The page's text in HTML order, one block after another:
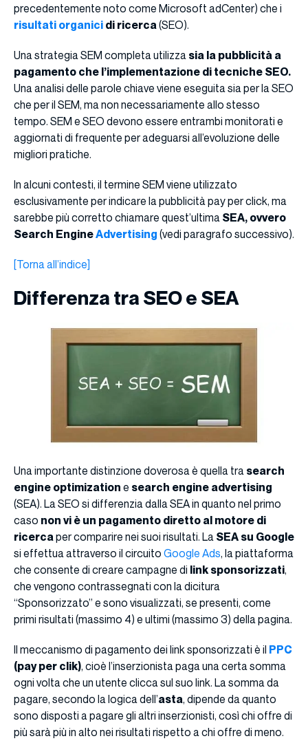
precedentemente noto come Microsoft adCenter) che i
risultati organici di ricerca (SEO).
Una strategia SEM completa utilizza sia la pubblicità a
pagamento che l’implementazione di tecniche SEO.
Una analisi delle parole chiave viene eseguita sia per la SEO
che per il SEM, ma non necessariamente allo stesso
tempo. SEM e SEO devono essere entrambi monitorati e
aggiornati di frequente per adeguarsi all’evoluzione delle
migliori pratiche.
In alcuni contesti, il termine SEM viene utilizzato
esclusivamente per indicare la pubblicità pay per click, ma
sarebbe più corretto chiamare quest’ultima SEA, ovvero
Search EngineAdvertising (vedi paragrafo successivo).
[Torna all’indice]
Differenza tra SEO e SEA
Una importante distinzione doverosa è quella tra search
engine optimization e search engine advertising
(SEA). La SEO si differenzia dalla SEA in quanto nel primo
caso non vi è un pagamento diretto al motore di
ricerca per comparire nei suoi risultati. La SEA su Google
si effettua attraverso il circuito Google Ads, la piattaforma
che consente di creare campagne di link sponsorizzati,
che vengono contrassegnati con la dicitura
“Sponsorizzato” e sono visualizzati, se presenti, come
primi risultati (massimo 4) e ultimi (massimo 3) della pagina.
Il meccanismo di pagamento dei link sponsorizzati è il PPC
(pay per clik), cioè l’inserzionista paga una certa somma
ogni volta che un utente clicca sul suo link. La somma da
pagare, secondo la logica dell’asta, dipende da quanto
sono disposti a pagare gli altri inserzionisti, così chi offre di
più sarà più in alto nei risultati rispetto a chi offre di meno.